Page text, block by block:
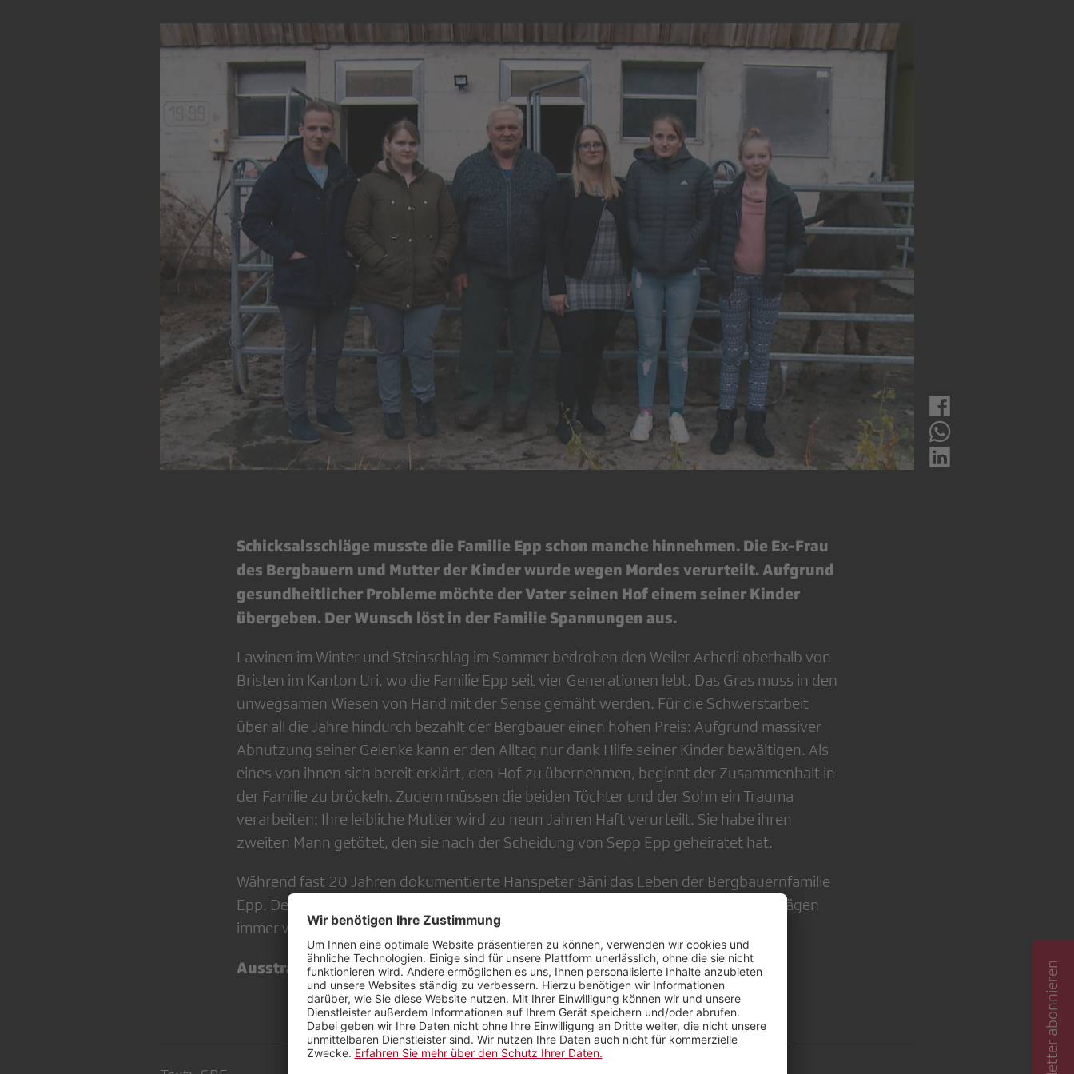
Schicksalsschläge musste die Familie Epp schon manche hinnehmen. Die Ex-Frau
des Bergbauern und Mutter der Kinder wurde wegen Mordes verurteilt. Aufgrund
gesundheitlicher Probleme möchte der Vater seinen Hof einem seiner Kinder
übergeben. Der Wunsch löst in der Familie Spannungen aus.
Lawinen im Winter und Steinschlag im Sommer bedrohen den Weiler Acherli oberhalb von
Bristen im Kanton Uri, wo die Familie Epp seit vier Generationen lebt. Das Gras muss in den
unwegsamen Wiesen von Hand mit der Sense gemäht werden. Für die Schwerstarbeit
über all die Jahre hindurch bezahlt der Bergbauer einen hohen Preis: Aufgrund massiver
Abnutzung seiner Gelenke kann er den Alltag nur dank Hilfe seiner Kinder bewältigen. Als
eines von ihnen sich bereit erklärt, den Hof zu übernehmen, beginnt der Zusammenhalt in
der Familie zu bröckeln. Zudem müssen die beiden Töchter und der Sohn ein Trauma
verarbeiten: Ihre leibliche Mutter wird zu neun Jahren Haft verurteilt. Sie habe ihren
zweiten Mann getötet, den sie nach der Scheidung von Sepp Epp geheiratet hat.
Während fast 20 Jahren dokumentierte Hanspeter Bäni das Leben der Bergbauernfamilie
Epp. Der Film zeigt, wie eine neue Generation heranwächst und von Schicksalsschlägen
immer wieder getroffen wird.
Ausstrahlung:Donnerstag, 21. Oktober 2021, 20.05 Uhr, SRF 1 Newsletter abonnieren